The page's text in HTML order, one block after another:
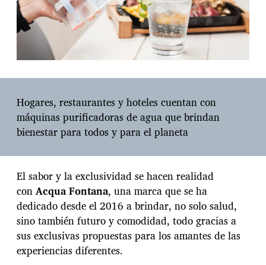
a u
a
F
a
a
e
n
V
n
e
z
u
e
l
a
:
M
Hogares, restaurantes y hoteles cuentan con
máquinas purificadoras de agua que brindan
bienestar para todos y para el planeta
El sabor y la exclusividad se hacen realidad
conAcqua Fontana, una marca que se ha
dedicado desde el 2016 a brindar, no solo salud,
sino también futuro y comodidad, todo gracias a
sus exclusivas propuestas para los amantes de las
experiencias diferentes.